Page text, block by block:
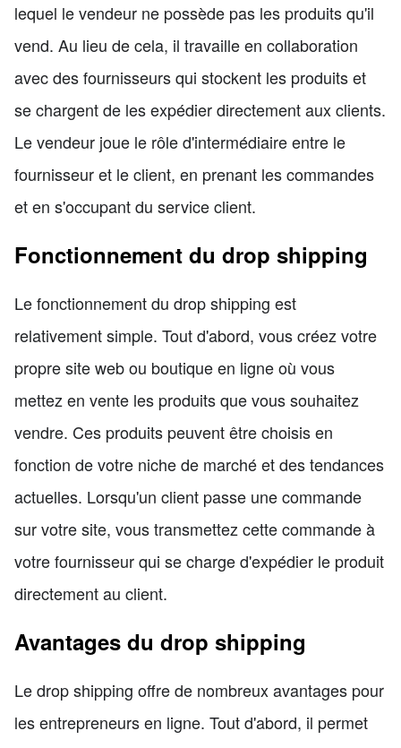
lequel le vendeur ne possède pas les produits qu'il
vend. Au lieu de cela, il travaille en collaboration
avec des fournisseurs qui stockent les produits et
se chargent de les expédier directement aux clients.
Le vendeur joue le rôle d'intermédiaire entre le
fournisseur et le client, en prenant les commandes
et en s'occupant du service client.
Fonctionnement du drop shipping
Le fonctionnement du drop shipping est
relativement simple. Tout d'abord, vous créez votre
propre site web ou boutique en ligne où vous
mettez en vente les produits que vous souhaitez
vendre. Ces produits peuvent être choisis en
fonction de votre niche de marché et des tendances
actuelles. Lorsqu'un client passe une commande
sur votre site, vous transmettez cette commande à
votre fournisseur qui se charge d'expédier le produit
directement au client.
Avantages du drop shipping
Le drop shipping offre de nombreux avantages pour
les entrepreneurs en ligne. Tout d'abord, il permet